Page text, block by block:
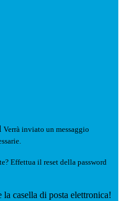
Verrà inviato un messaggio
Effettua il reset della password
casella di posta elettronica!